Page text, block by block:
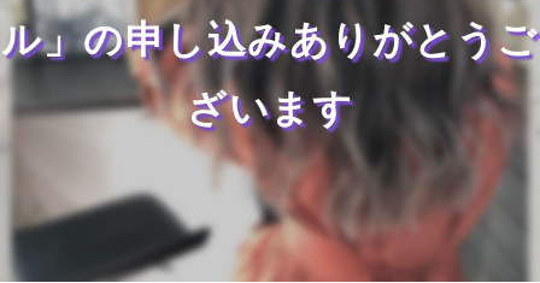
ル」の申し込みありがとうご
ざいます